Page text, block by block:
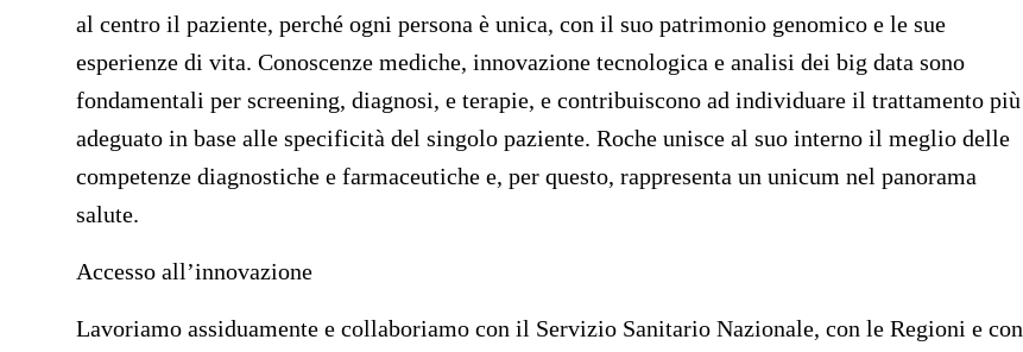
al centro il paziente, perché ogni persona è unica, con il suo patrimonio genomico e le sue
esperienze di vita. Conoscenze mediche, innovazione tecnologica e analisi dei big data sono
fondamentali per screening, diagnosi, e terapie, e contribuiscono ad individuare il trattamento più
adeguato in base alle specificità del singolo paziente. Roche unisce al suo interno il meglio delle
competenze diagnostiche e farmaceutiche e, per questo, rappresenta un unicum nel panorama
salute.
Accesso all’innovazione
Lavoriamo assiduamente e collaboriamo con il Servizio Sanitario Nazionale, con le Regioni e con